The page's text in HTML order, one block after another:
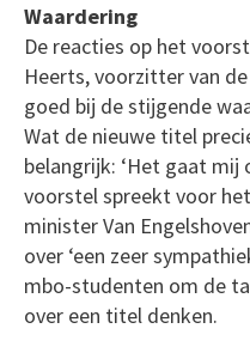
Waardering
De reacties op het
Heerts, voorzitter van
goed bij de stijgende
Wat de nieuwe titel
belangrijk: ‘Het gaat
voorstel spreekt voor
minister Van
over ‘een zeer
mbo-studenten om de
over een titel denken.